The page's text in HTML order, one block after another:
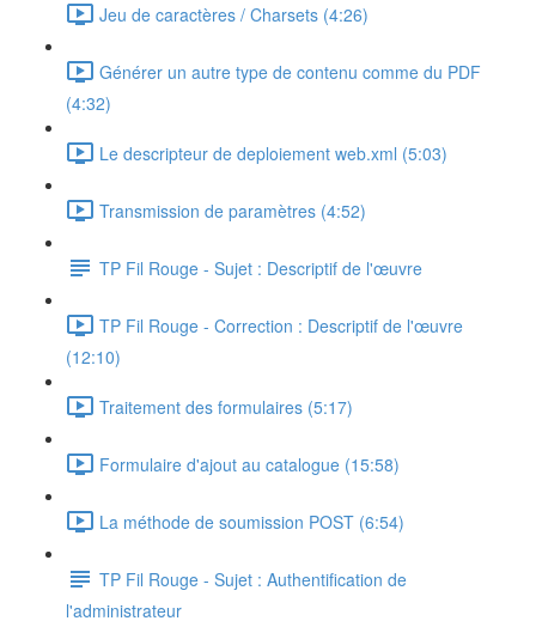
Jeu de caractères / Charsets (4:26)
Générer un autre type de contenu comme du PDF
(4:32)
Le descripteur de deploiement web.xml (5:03)
Transmission de paramètres (4:52)
TP Fil Rouge - Sujet : Descriptif de l'œuvre
TP Fil Rouge - Correction : Descriptif de l'œuvre
(12:10)
Traitement des formulaires (5:17)
Formulaire d'ajout au catalogue (15:58)
La méthode de soumission POST (6:54)
TP Fil Rouge - Sujet : Authentification de
l'administrateur